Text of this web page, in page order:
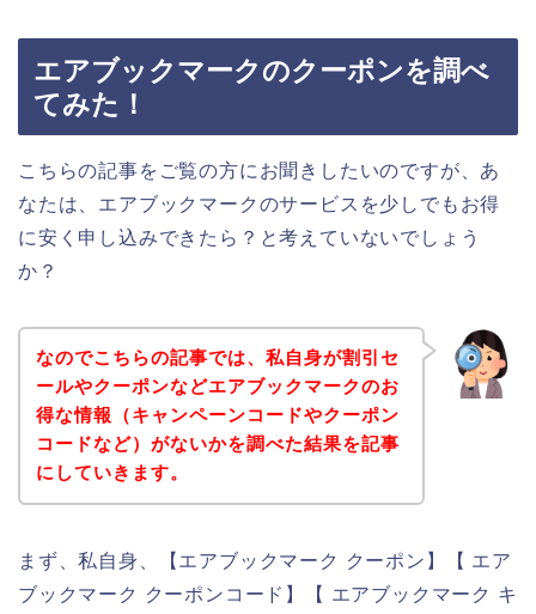
エアブックマークのクーポンを調べ
てみた！
こちらの記事をご覧の方にお聞きしたいのですが、あ
なたは、エアブックマークのサービスを少しでもお得
に安く申し込みできたら？と考えていないでしょう
か？
なのでこちらの記事では、私自身が割引セ
ールやクーポンなどエアブックマークのお
得な情報（キャンペーンコードやクーポン
コードなど）がないかを調べた結果を記事
にしていきます。
まず、私自身、【エアブックマーク クーポン】【 エア
ブックマーク クーポンコード】【 エアブックマーク キ